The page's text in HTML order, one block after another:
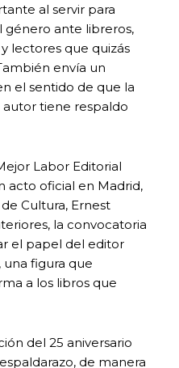
al servir para
género ante libreros,
lectores que quizás
envía un
el sentido de que la
tiene respaldo
Labor Editorial
acto oficial en Madrid,
Cultura, Ernest
la convocatoria
el papel del editor
figura que
a los libros que
del 25 aniversario
de manera